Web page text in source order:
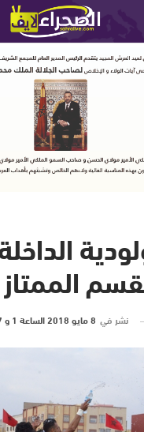
الممتاز
نشر في 8 مايو 2018 الساعة 1 و 37 دقيقة